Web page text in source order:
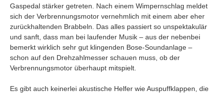
Gaspedal stärker getreten. Nach einem Wimpernschlag meldet
sich der Verbrennungsmotor vernehmlich mit einem aber eher
zurückhaltenden Brabbeln. Das alles passiert so unspektakulär
und sanft, dass man bei laufender Musik – aus der nebenbei
bemerkt wirklich sehr gut klingenden Bose-Soundanlage –
schon auf den Drehzahlmesser schauen muss, ob der
Verbrennungsmotor überhaupt mitspielt.
Es gibt auch keinerlei akustische Helfer wie Auspuffklappen, die